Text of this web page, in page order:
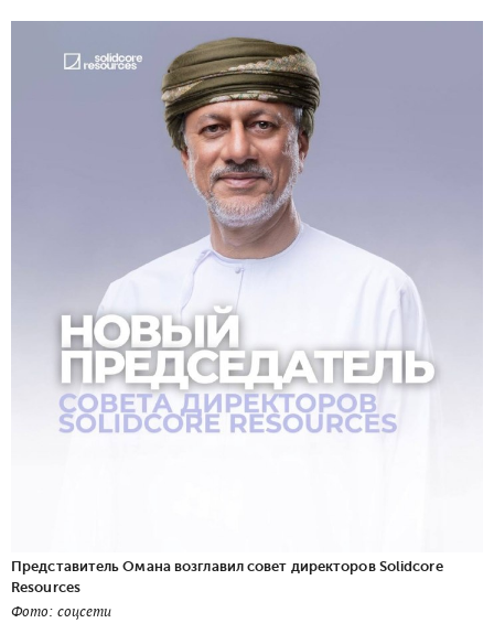
Представитель Омана возглавил совет директоров Solidcore
Resources
Фото: соцсети